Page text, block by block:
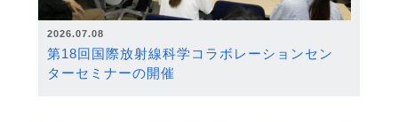
2026.07.08
第18回国際放射線科学コラボレーションセン
ターセミナーの開催